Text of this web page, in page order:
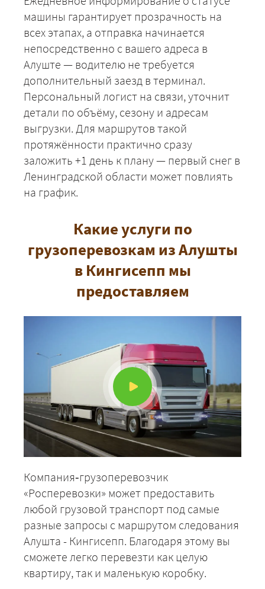
машины гарантирует прозрачность на
всех этапах, а отправка начинается
непосредственно с вашего адреса в
Алуште — водителю не требуется
дополнительный заезд в терминал.
Персональный логист на связи, уточнит
детали по объёму, сезону и адресам
выгрузки. Для маршрутов такой
протяжённости практично сразу
заложить +1 день к плану — первый снег в
Ленинградской области может повлиять
на график.
Какие услуги по
грузоперевозкам из Алушты
в Кингисепп мы
предоставляем
Компания‑грузоперевозчик
«Росперевозки» может предоставить
любой грузовой транспорт под самые
разные запросы с маршрутом следования
Алушта - Кингисепп. Благодаря этому вы
сможете легко перевезти как целую
квартиру, так и маленькую коробку.
ЗАКАЗАТЬ